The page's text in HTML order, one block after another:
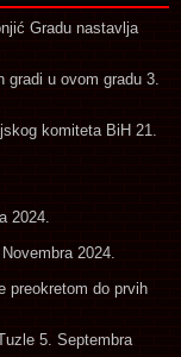
Gradu nastavlja
gradi u ovom gradu 3.
komiteta BiH 21.
2024.
2024.
preokretom do prvih
5. Septembra